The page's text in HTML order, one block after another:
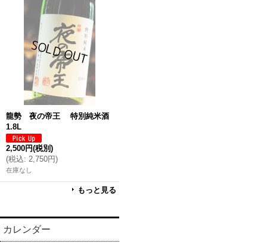
龍勢 夜の帝王 特別純米酒
1.8L
2,500円(税別)
(税込: 2,750円)
在庫なし
もっと見る
カレンダー